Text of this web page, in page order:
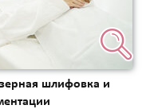
шлифовка и